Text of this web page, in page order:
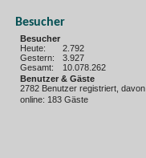
Besucher
Besucher
Heute:
2.792
Gestern:
3.927
Gesamt:
10.078.262
Benutzer & Gäste
2782 Benutzer registriert, davon
online: 183 Gäste